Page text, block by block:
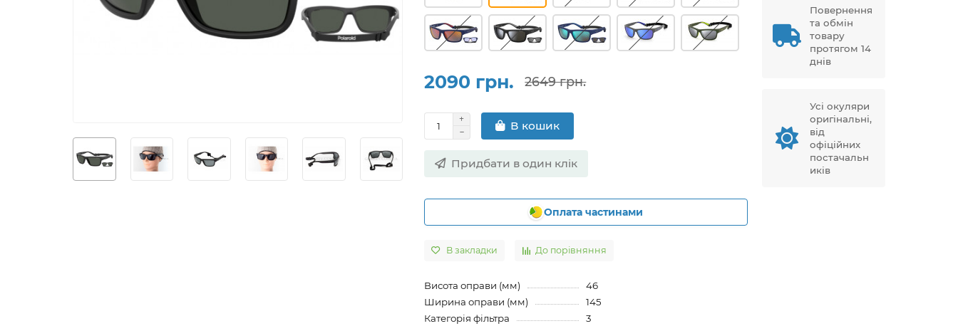
2090 грн. 2649 грн.
В кошик
Придбати в один клік
Оплата частинами
В закладки До порівняння
Висота оправи (мм)
46
Ширина оправи (мм)
145
Категорія фільтра
3
Повернення
та обмін
товару
протягом 14
днів
Усі окуляри
оригінальні,
від
офіційних
постачальн
иків